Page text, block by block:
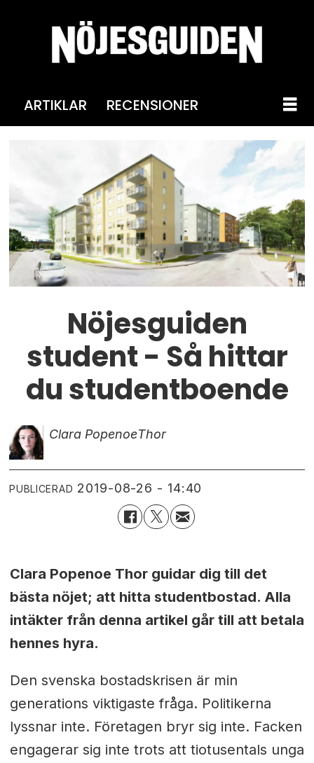
ARTIKLAR RECENSIONER
Nöjesguiden
student - Så hittar
du studentboende
Clara PopenoeThor
PUBLICERAD 2019-08-26 - 14:40
Clara Popenoe Thor guidar dig till det
bästa nöjet; att hitta studentbostad. Alla
intäkter från denna artikel går till att betala
hennes hyra.
Den svenska bostadskrisen är min
generations viktigaste fråga. Politikerna
lyssnar inte. Företagen bryr sig inte. Facken
engagerar sig inte trots att tiotusentals unga